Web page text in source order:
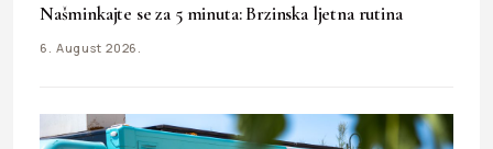
Našminkajte se za 5 minuta: Brzinska ljetna rutina
6. August 2026.